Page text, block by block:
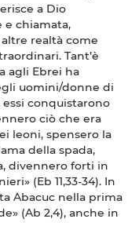
a Dio
e chiamata,
realtà come
Tant’è
agli Ebrei ha
uomini/donne di
essi conquistarono
ciò che era
leoni, spensero la
della spada,
divennero forti in
(Eb 11,33-34). In
Abacuc nella prima
(Ab 2,4), anche in